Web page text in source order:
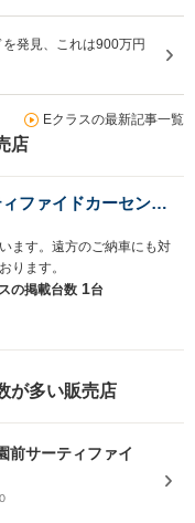
発見、これは900万円
Eクラスの最新記事一覧
店
メルセデス・ベンツ奈良学園前サーティファイドカーセンター
ます。遠方のご納車にも対
ます。
の掲載台数 1台
が多い販売店
前サーティファイ